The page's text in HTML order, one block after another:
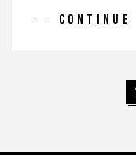
CONTINUE